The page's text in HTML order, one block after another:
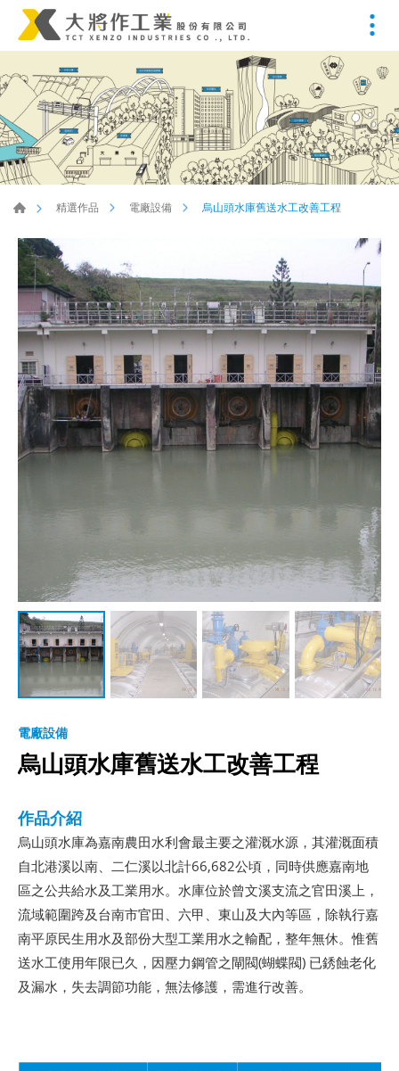
精選作品 電廠設備 烏山頭水庫舊送水工改善工程
電廠設備
烏山頭水庫舊送水工改善工程
作品介紹
烏山頭水庫為嘉南農田水利會最主要之灌溉水源，其灌溉面積
自北港溪以南、二仁溪以北計66,682公頃，同時供應嘉南地
區之公共給水及工業用水。水庫位於曾文溪支流之官田溪上，
流域範圍跨及台南市官田、六甲、東山及大內等區，除執行嘉
南平原民生用水及部份大型工業用水之輸配，整年無休。惟舊
送水工使用年限已久，因壓力鋼管之閘閥(蝴蝶閥) 已銹蝕老化
及漏水，失去調節功能，無法修護，需進行改善。